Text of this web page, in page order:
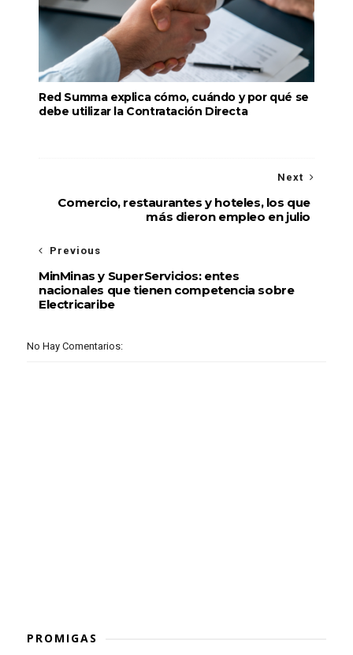
Red Summa explica cómo, cuándo y por qué se
debe utilizar la Contratación Directa
Next
Comercio, restaurantes y hoteles, los que
más dieron empleo en julio
Previous
MinMinas y SuperServicios: entes
nacionales que tienen competencia sobre
Electricaribe
No Hay Comentarios:
PROMIGAS